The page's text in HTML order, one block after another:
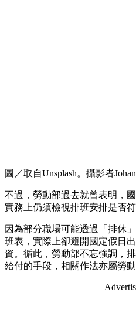
圖／取自Unsplash。攝影者
不過，勞動部過去就曾表明，
實務上仍須檢視排班安排是否符
因為部分職場可能透過「排休
班表，實際上卻避開國定假日
資。循此，勞動部不忘強調，
給付的手段，相關作法亦屬勞動